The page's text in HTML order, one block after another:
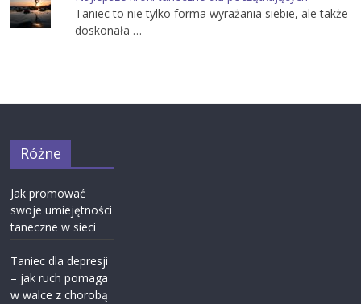
Taniec to nie tylko forma wyrażania siebie, ale także
doskonała …
Różne
Jak promować
swoje umiejętności
taneczne w sieci
Taniec dla depresji
– jak ruch pomaga
w walce z chorobą